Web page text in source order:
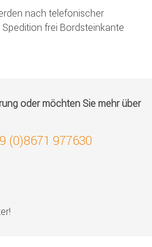
nach telefonischer
frei Bordsteinkante
oder möchten Sie mehr über
(0)8671 977630